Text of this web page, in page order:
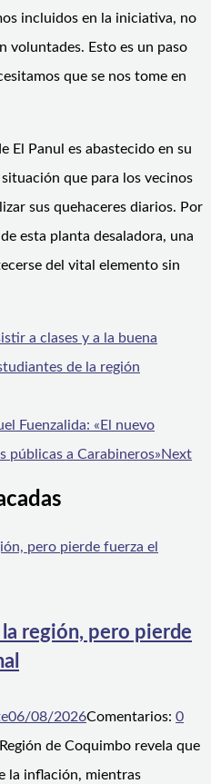
incluidos en la iniciativa, no
voluntades. Esto es un paso
que se nos tome en
El Panul es abastecido en su
que para los vecinos
sus quehaceres diarios. Por
esta planta desaladora, una
del vital elemento sin
a clases y a la buena
de la región
Fuenzalida: «El nuevo
públicas a Carabineros»Next
región, pero pierde
06/08/2026Comentarios: 0
de Coquimbo revela que
la inflación, mientras